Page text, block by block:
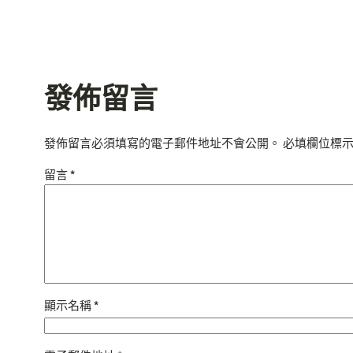
發佈留言
發佈留言必須填寫的電子郵件地址不會公開。 必填欄位標
留言*
顯示名稱*